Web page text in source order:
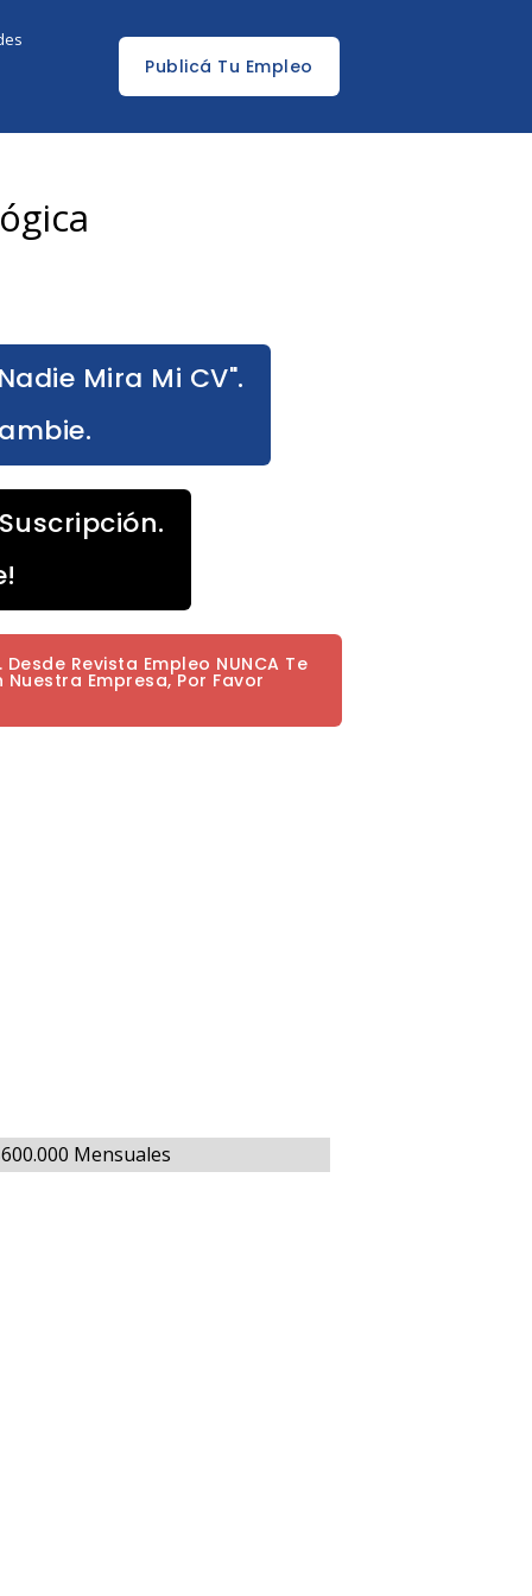
Publicá Tu Empleo
Mira Mi CV".
Revista Empleo NUNCA Te
Empresa, Por Favor
Mensuales